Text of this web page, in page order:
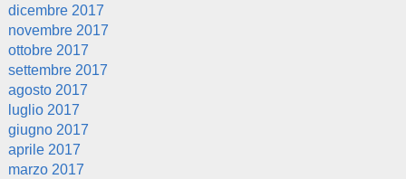
dicembre 2017
novembre 2017
ottobre 2017
settembre 2017
agosto 2017
luglio 2017
giugno 2017
aprile 2017
marzo 2017